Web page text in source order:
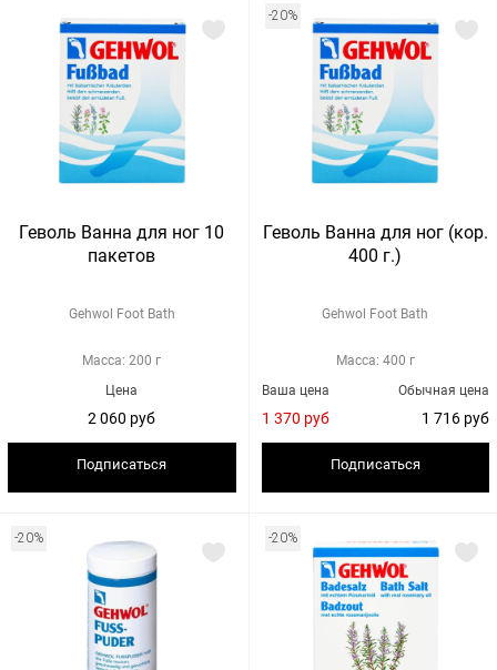
Геволь Ванна для ног 10
пакетов
Gehwol Foot Bath
Масса: 200 г
Цена
2 060 руб
Подписаться
-20%
Геволь Ванна для ног (кор.
400 г.)
Gehwol Foot Bath
Масса: 400 г
Обычная цена
1 716 руб
Ваша цена
1 370 руб
Подписаться
-20% -20%